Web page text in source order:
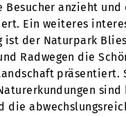
Besucher anzieht
Ein weiteres
ist der Naturpark
Radwegen die
präsentiert.
die